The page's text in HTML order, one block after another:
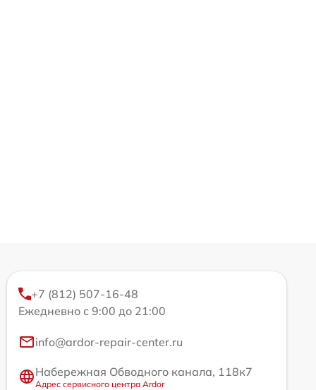
+7 (812) 507-16-48
Ежедневно с 9:00 до 21:00
info@ardor-repair-center.ru
Набережная Обводного канала, 118к7
Адрес сервисного центра Ardor